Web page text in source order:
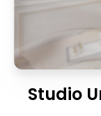
Studio